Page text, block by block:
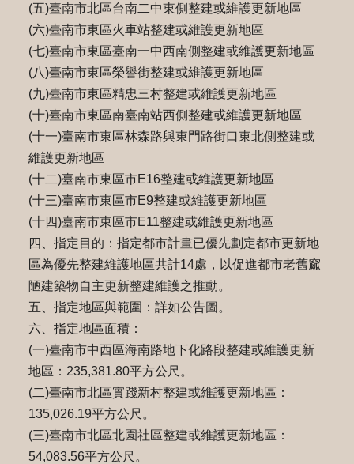
(五)臺南市北區台南二中東側整建或維護更新地區
(六)臺南市東區火車站整建或維護更新地區
(七)臺南市東區臺南一中西南側整建或維護更新地區
(八)臺南市東區榮譽街整建或維護更新地區
(九)臺南市東區精忠三村整建或維護更新地區
(十)臺南市東區南臺南站西側整建或維護更新地區
(十一)臺南市東區林森路與東門路街口東北側整建或
維護更新地區
(十二)臺南市東區市E16整建或維護更新地區
(十三)臺南市東區市E9整建或維護更新地區
(十四)臺南市東區市E11整建或維護更新地區
四、指定目的：指定都市計畫已優先劃定都市更新地
區為優先整建維護地區共計14處，以促進都市老舊窳
陋建築物自主更新整建維護之推動。
五、指定地區與範圍：詳如公告圖。
六、指定地區面積：
(一)臺南市中西區海南路地下化路段整建或維護更新
地區：235,381.80平方公尺。
(二)臺南市北區實踐新村整建或維護更新地區：
135,026.19平方公尺。
(三)臺南市北區北園社區整建或維護更新地區：
54,083.56平方公尺。